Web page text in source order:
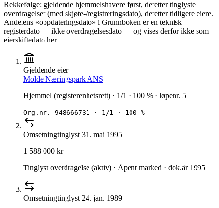
Rekkefølge: gjeldende hjemmelshavere først, deretter tinglyste
overdragelser (med skjøte-/registreringsdato), deretter tidligere eiere.
Andelens «oppdateringsdato» i Grunnboken er en teknisk
registerdato — ikke overdragelsesdato — og vises derfor ikke som
eierskiftedato her.
Gjeldende eier
Molde Næringspark ANS
Hjemmel (registerenhetsrett) · 1/1 · 100 % · løpenr. 5
Org.nr. 948666731 · 1/1 · 100 %
Omsetningtinglyst 31. mai 1995
1 588 000 kr
Tinglyst overdragelse (aktiv) · Åpent marked · dok.år 1995
Omsetningtinglyst 24. jan. 1989